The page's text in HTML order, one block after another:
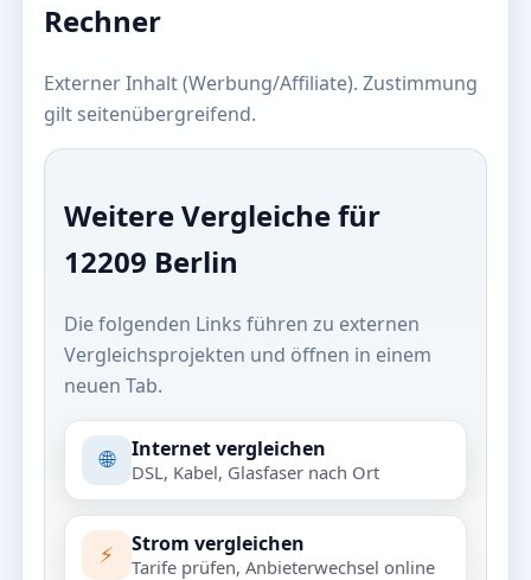
Rechner
Externer Inhalt (Werbung/Affiliate). Zustimmung
gilt seitenübergreifend.
Weitere Vergleiche für
12209 Berlin
Die folgenden Links führen zu externen
Vergleichsprojekten und öffnen in einem
neuen Tab.
🌐 Internet vergleichen
DSL, Kabel, Glasfaser nach Ort
⚡ Strom vergleichen
Tarife prüfen, Anbieterwechsel online